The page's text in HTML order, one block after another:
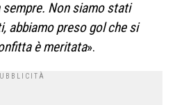
Non siamo stati
abbiamo preso gol che si
è meritata».